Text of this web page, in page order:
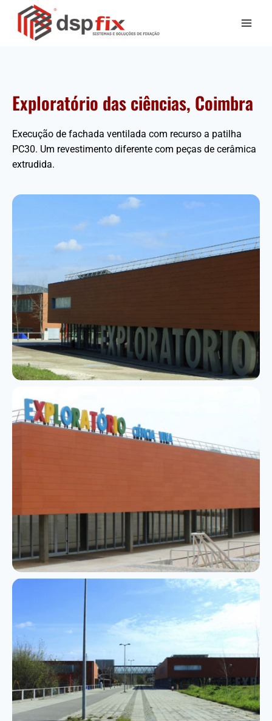
Exploratório das ciências, Coimbra
Execução de fachada ventilada com recurso a patilha
PC30. Um revestimento diferente com peças de cerâmica
extrudida.